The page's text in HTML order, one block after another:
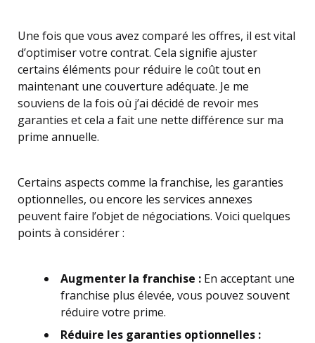
Une fois que vous avez comparé les offres, il est vital
d’optimiser votre contrat. Cela signifie ajuster
certains éléments pour réduire le coût tout en
maintenant une couverture adéquate. Je me
souviens de la fois où j’ai décidé de revoir mes
garanties et cela a fait une nette différence sur ma
prime annuelle.
Certains aspects comme la franchise, les garanties
optionnelles, ou encore les services annexes
peuvent faire l’objet de négociations. Voici quelques
points à considérer :
Augmenter la franchise : En acceptant une
franchise plus élevée, vous pouvez souvent
réduire votre prime.
Réduire les garanties optionnelles :